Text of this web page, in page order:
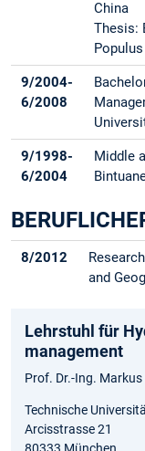
China
Thesis:
9/2004-
6/2008
9/1998-
6/2004
Middle
8/2012
and
Lehrstuhl für
management
Prof. Dr.-Ing. Markus
Technische
Arcisstrasse 21